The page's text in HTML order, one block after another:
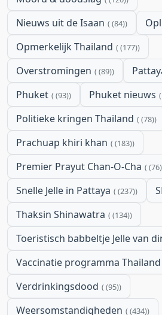
Nieuws uit de Isaan (84)
Opmerkelijk Thailand (177)
Overstromingen (89)
Phuket (93) Phuket nieuws
Politieke kringen Thailand (78)
Prachuap khiri khan (183)
Premier Prayut Chan-O-Cha (76)
Snelle Jelle in Pattaya (237)
Thaksin Shinawatra (134)
Toeristisch babbeltje Jelle van
Vaccinatie programma Thailand
Verdrinkingsdood (95)
Weersomstandigheden (434)